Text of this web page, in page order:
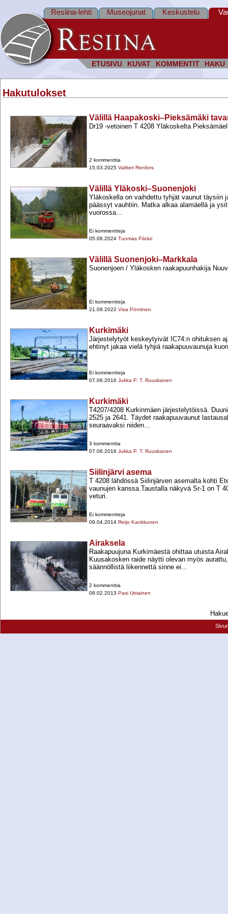
ETUSIVU KUVAT KOMMENTIT HAKU
Resiina-lehti Museojunat Keskustelu
Hakutulokset
Välillä Haapakoski–Pieksämäki
Dr19 -​vetoinen T 4208 Yläkoskelta
2 kommenttia
15.03.2025 Valtteri Renfors
Välillä Yläkoski–Suonenjoki
Yläkoskella on vaihdettu tyhjät vaunut täysiin
päässyt vauhtiin. Matka alkaa alamäellä ja
vuorossa...
Ei kommentteja
05.08.2024 Tuomas Pätäri
Välillä Suonenjoki–Markkala
Suonenjoen / Yläkosken raakapuunhakija
Ei kommentteja
21.09.2022 Visa Pöntinen
Kurkimäki
Järjestelytyöt keskeytyivät IC74:n ohituksen
ehtinyt jakaa vielä tyhjiä raakapuuvaunuja
Ei kommentteja
07.06.2016 Jukka P. T. Ruuskanen
Kurkimäki
T4207/4208 Kurkinmäen järjestelytöissä.
2525 ja 2641. Täydet raakapuuvaunut
seuraavaksi niiden...
3 kommenttia
07.06.2016 Jukka P. T. Ruuskanen
Siilinjärvi asema
T 4208 lähdössä Siilinjärven asemalta kohti
vaunujen kanssa.Taustalla näkyvä Sr-​1 on T
veturi.
Ei kommentteja
09.04.2014 Reijo Kankkunen
Airaksela
Raakapuujuna Kurkimäestä ohittaa utuista
Kuusakosken raide näytti olevan myös
säännöllistä liikennettä sinne ei...
2 kommenttia
08.02.2013 Pasi Utriainen